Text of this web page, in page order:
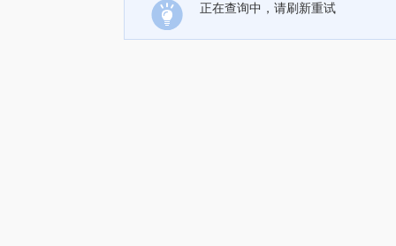
正在查询中，请刷新重试